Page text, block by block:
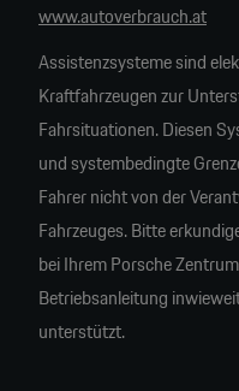
www.autoverbrauch.at
Assistenzsysteme sind
Kraftfahrzeugen zur
Fahrsituationen. Diesen
und systembedingte
Fahrer nicht von der
Fahrzeuges. Bitte
bei Ihrem Porsche
Betriebsanleitung
unterstützt.